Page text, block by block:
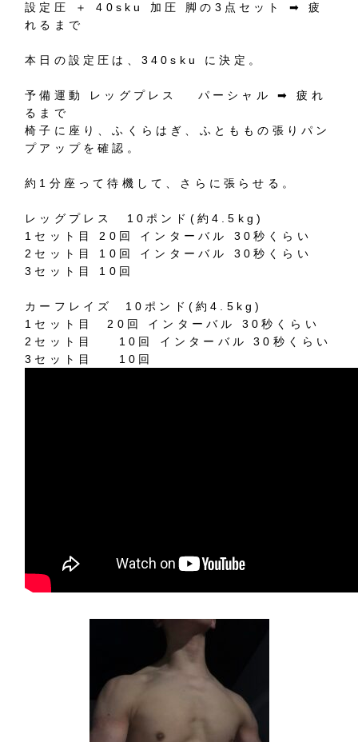
設定圧 ＋ 40sku 加圧 脚の 3 点セット ➡︎
疲
れるまで
本日の設定圧は、 340sku に決定。
予備運動 レッグプレス パーシャル ➡︎
疲れ
るまで
椅子に座り、ふくらはぎ、ふとももの張りパン
プアップを確認。
約 1 分座って待機して、さらに張らせる。
レッグプレス 10 ポンド ( 約4.5kg)
1 セット目 20 回 インターバル 30秒くらい
2 セット目 10 回 インターバル 30秒くらい
3 セット目 10 回
カーフレイズ 10 ポンド (約4.5kg)
1 セット目 20 回 インターバル 30秒くらい
2 セット目 10 回 インターバル 30 秒くらい
3 セット目 10 回